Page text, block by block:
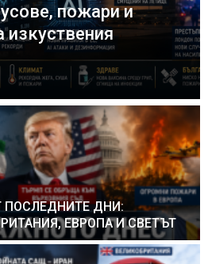
пожари и
изкуствения
ДНИ:
ЕВРОПА И СВЕТЪТ